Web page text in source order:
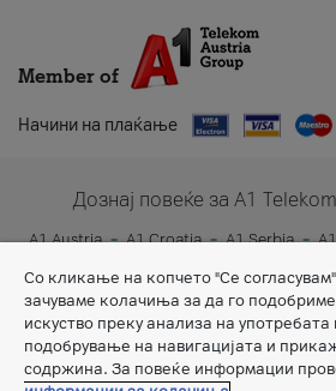
Member of
Начини на плаќање
Дознај повеќе за A1
A1 Austria A1 Croatia A1 Serbia
Со кликање на копчето "Се
зачуваме колачиња за да го
искуство преку анализа на
подобрување на навигацијата и
содржина. За повеќе информации